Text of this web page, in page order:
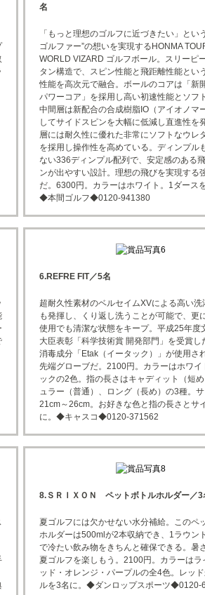
名
「もっと理想のゴルフに近づきたい」とい
ゴルファー”の想いを実現するHONMA
WORLD VIZARD ゴルフボール。スリーピ
タン構造で、スピン性能と飛距離性能とい
性能を高次元で融合。ボールのコアは「新
パワーコア」を採用し高い初速性能とソフ
中間層は新配合の合成樹脂IO（アイオノマ
してサイドスピンを大幅に低減し直進性を
層には耐久性に優れた非常にソフトなウレ
を採用し操作性を高めている。ディンプル
ない336ディンプル配列で、安定感のある
ンが出やすい設計。理想の飛びを実現する
だ。6300円。カラーはホワイト。1ダースを
◆本間ゴルフ◆0120-941380
6.REFRE FIT／5名
超耐久性素材のベルセイムXVによる高い洗
も発揮し、くり返し洗うことが可能で、更
使用でも清潔な状態をキープ。平成25年度
大臣表彰「科学技術賞 開発部門」を受賞し
消毒成分「Etak（イータック）」が使用さ
先端グローブだ。2100円。カラーはホワイ
ックの2色。指の長さはキャディット（短
ュラー（普通）、ロング（長め）の3種。
21cm～26cm。お好きな色と指の長さとサ
に。◆キャスコ◆0120-371562
8.ＳＲＩＸＯＮ ペットボトルホルダー／3
夏ゴルフには欠かせない水分補給。このペ
ホルダーは500mlが2本収納でき、1ラウン
で冷たい飲み物をきちんと確保できる。暑
夏ゴルフを楽しもう。2100円。カラーはラ
ッド・オレンジ・パープルの全4色。レッ
ルを3名に。◆ダンロップスポーツ◆0120-